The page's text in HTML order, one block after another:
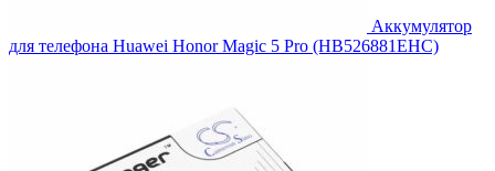
Аккумулятор
для телефона Huawei Honor Magic 5 Pro (HB526881EHC)